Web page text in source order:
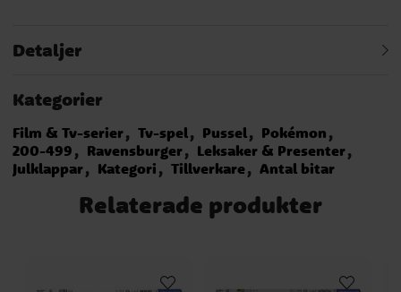
Detaljer
Kategorier
Film & Tv-serier Tv-spel Pussel
Pokémon
200-499
Ravensburger
Leksaker & Presenter
Julklappar
Kategori Tillverkare Antal bitar
Relaterade produkter